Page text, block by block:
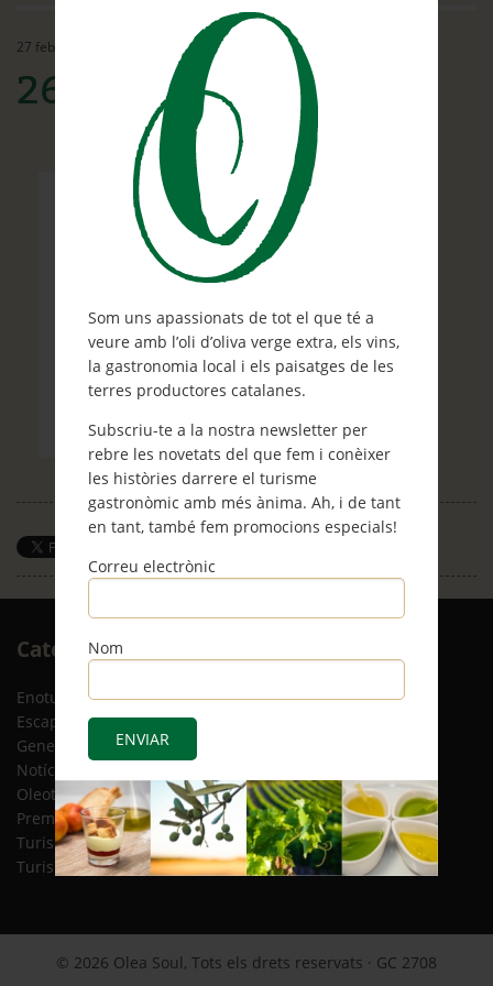
Som uns apassionats de tot el que té a
veure amb l’oli d’oliva verge extra, els vins,
la gastronomia local i els paisatges de les
terres productores catalanes.
Subscriu-te a la nostra newsletter per
rebre les novetats del que fem i conèixer
les històries darrere el turisme
gastronòmic amb més ànima. Ah, i de tant
en tant, també fem promocions especials!
Correu electrònic
Nom
Contacte
Què et ve de gust fer?
27 febrer, 2015
260×260-oleasoul
Categories
Enoturisme(5)
Escapades(12)
General
Notícies
Oleoturisme(13)
Premsa(2)
Turisme gastronòmic(15)
Turisme responsable(2)
© 2026 Olea Soul, Tots els drets reservats · GC 2708